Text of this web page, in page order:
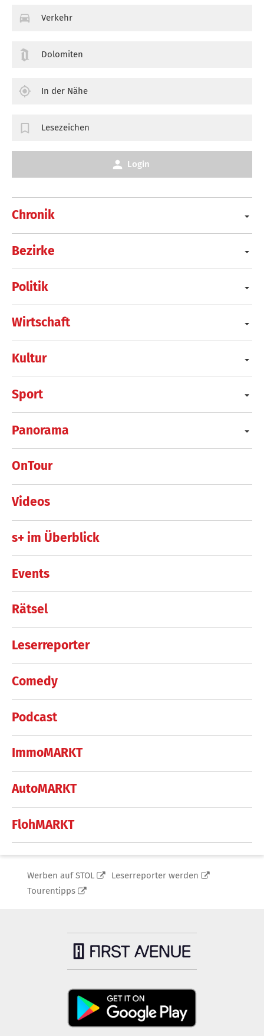
Chronik
Bezirke
Politik
Wirtschaft
Kultur
Sport
Panorama
OnTour
Videos
s+ im Überblick
Events
Rätsel
Leserreporter
Comedy
Podcast
ImmoMARKT
AutoMARKT
FlohMARKT
Verkehr
Dolomiten
In der Nähe
Lesezeichen
Login
Werben auf STOL
Leserreporter werden
Tourentipps